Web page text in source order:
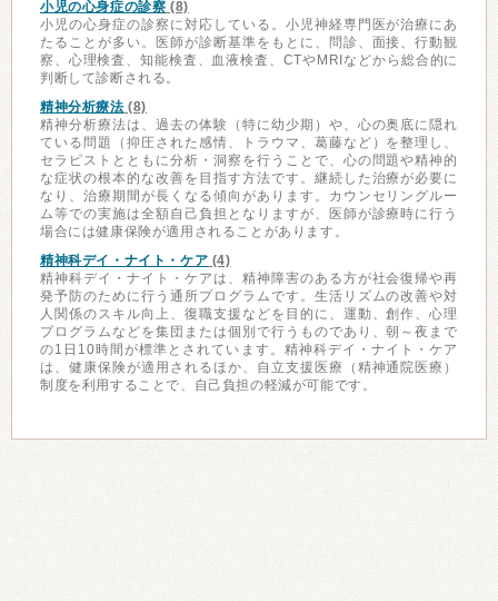
小児の心身症の診察 (8)
小児の心身症の診察に対応している。小児神経専門医が治療にあ
たることが多い。医師が診断基準をもとに、問診、面接、行動観
察、心理検査、知能検査、血液検査、CTやMRIなどから総合的に
判断して診断される。
精神分析療法 (8)
精神分析療法は、過去の体験（特に幼少期）や、心の奥底に隠れ
ている問題（抑圧された感情、トラウマ、葛藤など）を整理し、
セラピストとともに分析・洞察を行うことで、心の問題や精神的
な症状の根本的な改善を目指す方法です。継続した治療が必要に
なり、治療期間が長くなる傾向があります。カウンセリングルー
ム等での実施は全額自己負担となりますが、医師が診療時に行う
場合には健康保険が適用されることがあります。
精神科デイ・ナイト・ケア (4)
精神科デイ・ナイト・ケアは、精神障害のある方が社会復帰や再
発予防のために行う通所プログラムです。生活リズムの改善や対
人関係のスキル向上、復職支援などを目的に、運動、創作、心理
プログラムなどを集団または個別で行うものであり、朝～夜まで
の1日10時間が標準とされています。精神科デイ・ナイト・ケア
は、健康保険が適用されるほか、自立支援医療（精神通院医療）
制度を利用することで、自己負担の軽減が可能です。